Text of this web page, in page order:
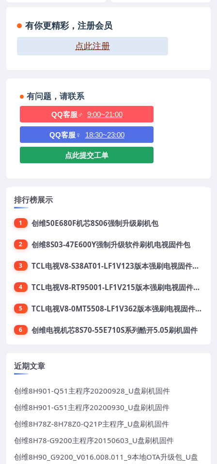
有你更精彩，注册会员
点此注册
有问题，请联系
QQ客服♂ 9:00~21:00
QQ客服♀ 18:30~23:00
点此提交工单
排行榜展示
1 创维50E680F机芯8S06强制升级刷机包
2 创维8S03-47E600Y强制升级软件刷机电视固件包
3 TCL电视V8-S38AT01-LF1V123版本强刷电视固件包下载
4 TCL电视V8-RT95001-LF1V215版本强刷电视固件包下载
5 TCL电视V8-0MT5508-LF1V362版本强刷电视固件包下载
6 创维电视机芯8S70-55E710S系列酷开5.05刷机固件
近期文章
创维8H901-Q51主程序20200928_U盘刷机固件
创维8H901-G51主程序20200930_U盘刷机固件
创维8H78Z-8H78Z0-Q21P主程序_U盘刷机固件
创维8H78-G9200主程序20150603_U盘刷机固件
创维8H90_G9200_V016.008.011_9本地OTA升级包_U盘